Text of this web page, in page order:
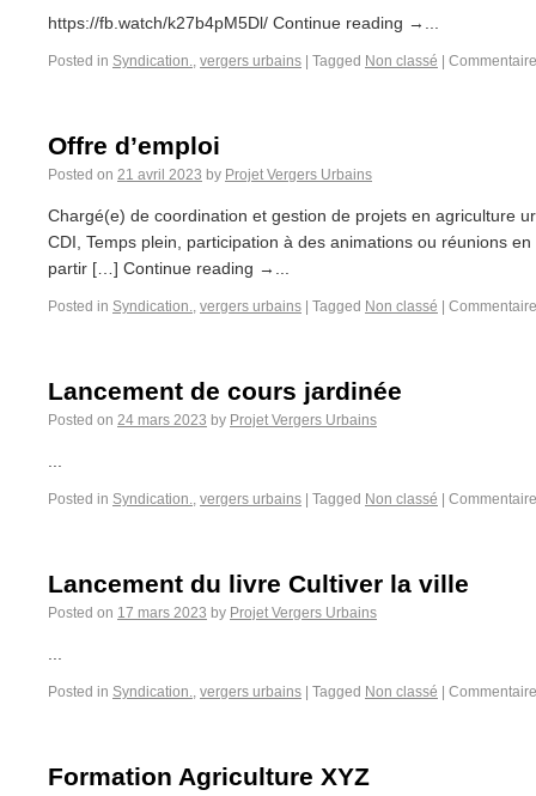
https://fb.watch/k27b4pM5Dl/ Continue reading →...
Posted in Syndication., vergers urbains Tagged Non classé
Offre d’emploi
Posted on 21 avril 2023 by Projet Vergers Urbains
Chargé(e) de coordination et gestion de projets en agriculture
CDI, Temps plein, participation à des animations ou réunions
partir […] Continue reading →...
Posted in Syndication., vergers urbains Tagged Non classé
Lancement de cours jardinée
Posted on 24 mars 2023 by Projet Vergers Urbains
Posted in Syndication., vergers urbains Tagged Non classé
Lancement du livre Cultiver la ville
Posted on 17 mars 2023 by Projet Vergers Urbains
Posted in Syndication., vergers urbains Tagged Non classé
Formation Agriculture XYZ